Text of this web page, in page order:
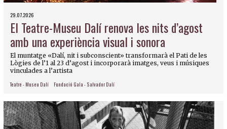
29.07.2026
El Teatre-Museu Dalí renova les nits d’agost
amb una experiència visual i sonora
El muntatge «Dalí, nit i subconscient» transformarà el Pati de les
Lògies de l’1 al 23 d’agost i incorporarà imatges, veus i músiques
vinculades a l’artista
Teatre - Museu Dalí Fundació Gala - Salvador Dalí